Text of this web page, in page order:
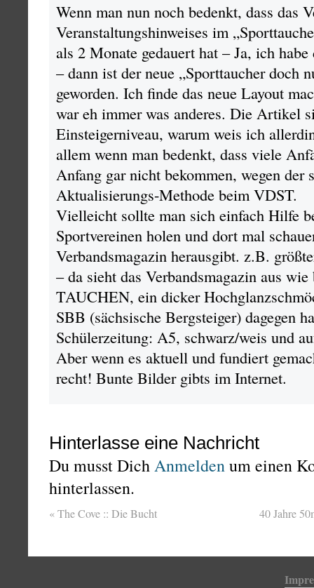
Wenn man nun noch bedenkt, dass das
Veranstaltungshinweises im
als 2 Monate gedauert hat – Ja, ich
– dann ist der neue „Sporttaucher doch
geworden. Ich finde das neue Layout
war eh immer was anderes. Die Artikel
Einsteigerniveau, warum weis ich
allem wenn man bedenkt, dass viele
Anfang gar nicht bekommen, wegen der
Aktualisierungs-Methode beim VDST.
Vielleicht sollte man sich einfach Hilfe
Sportvereinen holen und dort mal
Verbandsmagazin herausgibt. z.B.
– da sieht das Verbandsmagazin aus
TAUCHEN, ein dicker
SBB (sächsische Bergsteiger) dagegen
Schülerzeitung: A5, schwarz/weis und
Aber wenn es aktuell und fundiert
recht! Bunte Bilder gibts im Internet.
Hinterlasse eine Nachricht
Du musst DichAnmeldenum einen
hinterlassen.
«The Cove :: Die Bucht 40 Jahre